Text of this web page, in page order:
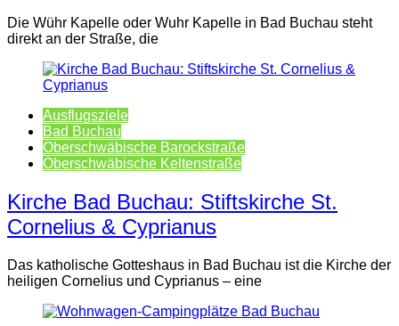
Die Wühr Kapelle oder Wuhr Kapelle in Bad Buchau steht
direkt an der Straße, die
Ausflugsziele
Bad Buchau
Oberschwäbische Barockstraße
Oberschwäbische Keltenstraße
Kirche Bad Buchau: Stiftskirche St.
Cornelius & Cyprianus
Das katholische Gotteshaus in Bad Buchau ist die Kirche der
heiligen Cornelius und Cyprianus – eine